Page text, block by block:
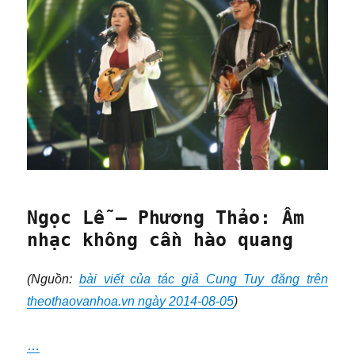
Ngọc Lễ – Phương Thảo: Âm
nhạc không cần hào quang
(Nguồn:bài viết của tác giả Cung Tuy đăng trên
theothaovanhoa.vn ngày 2014-08-05)
…